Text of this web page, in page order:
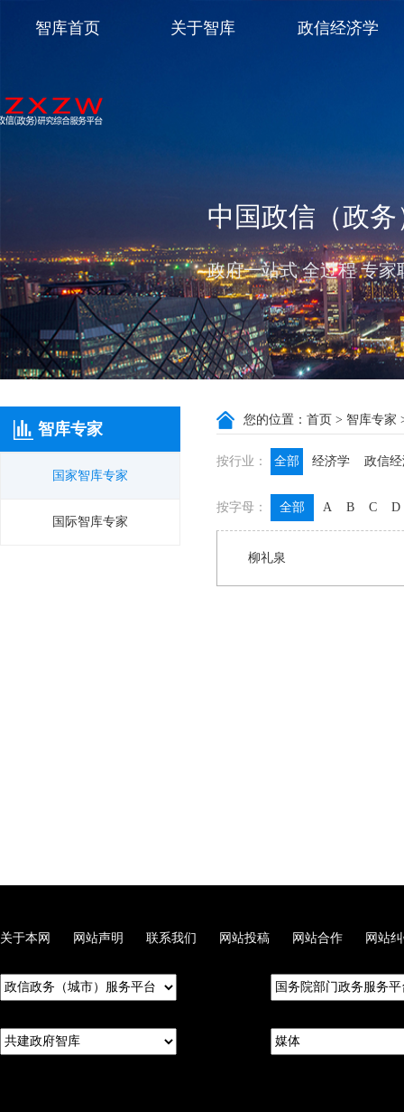
中国政信（政
政府一站式 全过程 专
智库首页 关于智库 政信经济学
智库专家
国家智库专家
国际智库专家
您的位置： 首页 > 智库专家
按行业： 全部 经济学
政信
膳食养生
名医西药
按字母： 全部 A B C D
柳礼泉
关于本网 网站声明 联系我们 网站投稿 网站合作 网站